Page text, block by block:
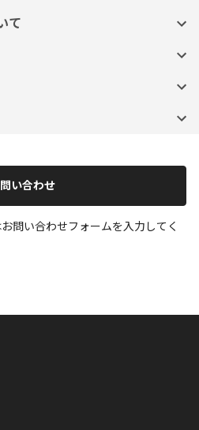
て
い合わせ
問い合わせフォームを入力してく